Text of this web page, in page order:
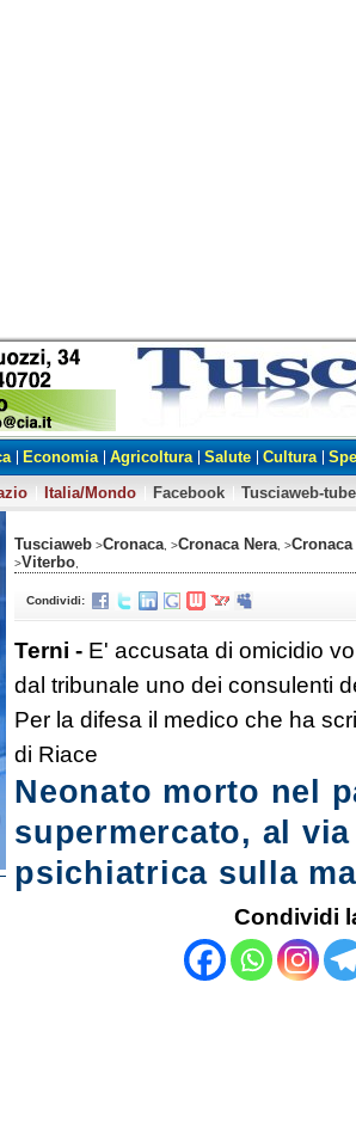
Economia Agricoltura Salute Cultura
Italia/Mondo Facebook Tusciaweb-tube
Tusciaweb >Cronaca , >Cronaca Nera , >
>Viterbo
Condividi:
Terni - E' accusata di omicidio
dal tribunale uno dei consulenti
Per la difesa il medico che ha
di Riace
Neonato morto nel
supermercato, al
psichiatrica sulla
Condividi